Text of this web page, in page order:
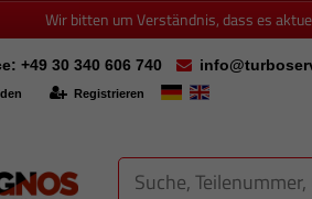
Wir bitten um Verständnis, dass es
+49 30 340 606 740
Registrieren